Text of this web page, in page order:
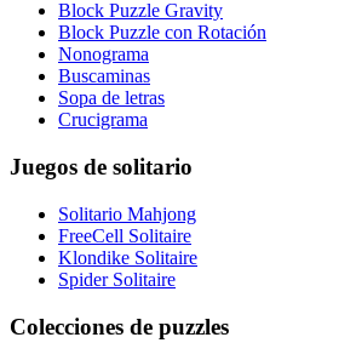
Block Puzzle Gravity
Block Puzzle con Rotación
Nonograma
Buscaminas
Sopa de letras
Crucigrama
Juegos de solitario
Solitario Mahjong
FreeCell Solitaire
Klondike Solitaire
Spider Solitaire
Colecciones de puzzles